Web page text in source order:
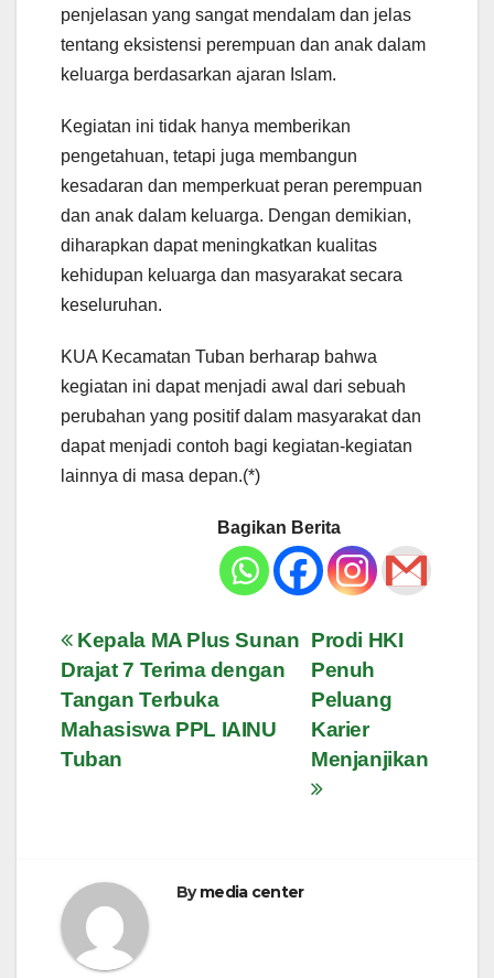
penjelasan yang sangat mendalam dan jelas
tentang eksistensi perempuan dan anak dalam
keluarga berdasarkan ajaran Islam.
Kegiatan ini tidak hanya memberikan
pengetahuan, tetapi juga membangun
kesadaran dan memperkuat peran perempuan
dan anak dalam keluarga. Dengan demikian,
diharapkan dapat meningkatkan kualitas
kehidupan keluarga dan masyarakat secara
keseluruhan.
KUA Kecamatan Tuban berharap bahwa
kegiatan ini dapat menjadi awal dari sebuah
perubahan yang positif dalam masyarakat dan
dapat menjadi contoh bagi kegiatan-kegiatan
lainnya di masa depan.(*)
Bagikan Berita
Navigasi
pos
Prodi HKI
Penuh
Peluang
Karier
Menjanjikan
Kepala MA Plus Sunan
Drajat 7 Terima dengan
Tangan Terbuka
Mahasiswa PPL IAINU
Tuban
Bymedia center